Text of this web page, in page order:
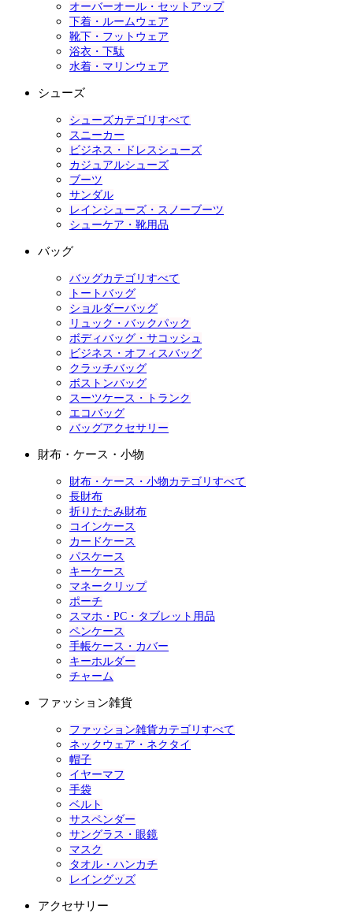
オーバーオール・セットアップ
下着・ルームウェア
靴下・フットウェア
浴衣・下駄
水着・マリンウェア
シューズ
シューズカテゴリすべて
スニーカー
ビジネス・ドレスシューズ
カジュアルシューズ
ブーツ
サンダル
レインシューズ・スノーブーツ
シューケア・靴用品
バッグ
バッグカテゴリすべて
トートバッグ
ショルダーバッグ
リュック・バックパック
ボディバッグ・サコッシュ
ビジネス・オフィスバッグ
クラッチバッグ
ボストンバッグ
スーツケース・トランク
エコバッグ
バッグアクセサリー
財布・ケース・小物
財布・ケース・小物カテゴリすべて
長財布
折りたたみ財布
コインケース
カードケース
パスケース
キーケース
マネークリップ
ポーチ
スマホ・PC・タブレット用品
ペンケース
手帳ケース・カバー
キーホルダー
チャーム
ファッション雑貨
ファッション雑貨カテゴリすべて
ネックウェア・ネクタイ
帽子
イヤーマフ
手袋
ベルト
サスペンダー
サングラス・眼鏡
マスク
タオル・ハンカチ
レイングッズ
アクセサリー